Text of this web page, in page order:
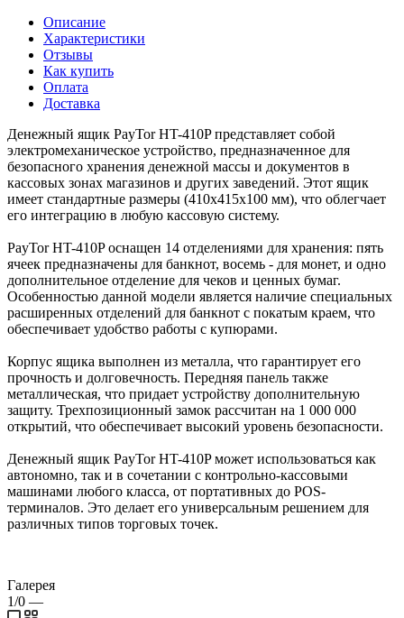
Описание
Характеристики
Отзывы
Как купить
Оплата
Доставка
Денежный ящик PayTor HT-410P представляет собой
электромеханическое устройство, предназначенное для
безопасного хранения денежной массы и документов в
кассовых зонах магазинов и других заведений. Этот ящик
имеет стандартные размеры (410x415x100 мм), что облегчает
его интеграцию в любую кассовую систему.
PayTor HT-410P оснащен 14 отделениями для хранения: пять
ячеек предназначены для банкнот, восемь - для монет, и одно
дополнительное отделение для чеков и ценных бумаг.
Особенностью данной модели является наличие специальных
расширенных отделений для банкнот с покатым краем, что
обеспечивает удобство работы с купюрами.
Корпус ящика выполнен из металла, что гарантирует его
прочность и долговечность. Передняя панель также
металлическая, что придает устройству дополнительную
защиту. Трехпозиционный замок рассчитан на 1 000 000
открытий, что обеспечивает высокий уровень безопасности.
Денежный ящик PayTor HT-410P может использоваться как
автономно, так и в сочетании с контрольно-кассовыми
машинами любого класса, от портативных до POS-
терминалов. Это делает его универсальным решением для
различных типов торговых точек.
Галерея
1/0 —